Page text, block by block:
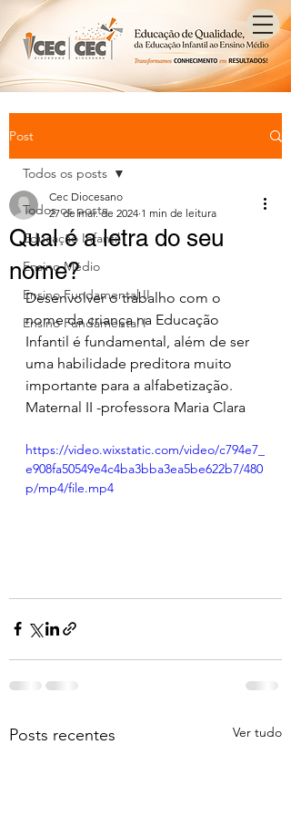
Post
Todos os posts
Educação Infantil
Ensino Médio
Ensino Fundamental II
Ensino Fundamental I
Todos os posts
Qual é a letra do seu
nome?
Cec Diocesano
27 de mai. de 2024 1 min de leitura
Desenvolver o trabalho com o
nome da criança na Educação
Infantil é fundamental, além de ser
uma habilidade preditora muito
importante para a alfabetização.
Maternal II -professora Maria Clara
https://video.wixstatic.com/video/c794e7_
e908fa50549e4c4ba3bba3ea5be622b7/480
p/mp4/file.mp4
Posts recentes Ver tudo